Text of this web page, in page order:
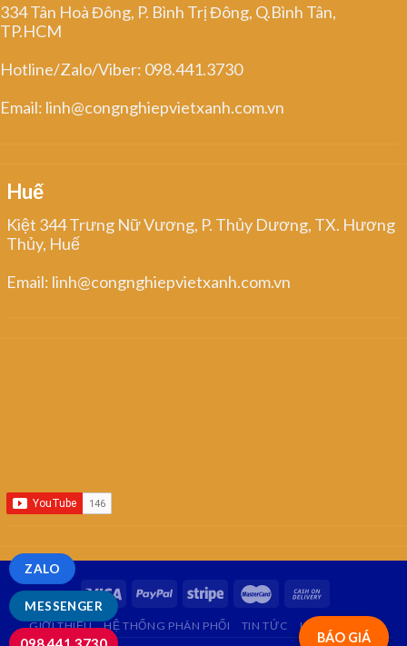
334 Tân Hoà Đông, P. Bình Trị Đông, Q.Bình Tân,
TP.HCM
Hotline/Zalo/Viber: 098.441.3730
Email: linh@congnghiepvietxanh.com.vn
Huế
Kiệt 344 Trưng Nữ Vương, P. Thủy Dương, TX. Hương
Thủy, Huế
Email: linh@congnghiepvietxanh.com.vn
BÁO GIÁ
GIỚI THIỆU HỆ THỐNG PHÂN PHỐI TIN TỨC LIÊN HỆ
MESSENGER
ZALO